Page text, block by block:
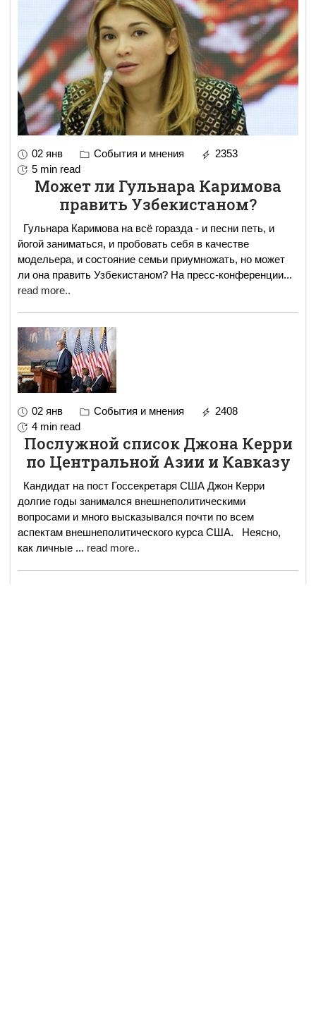
02 янв События и мнения
2353
5 min read
Может ли Гульнара Каримова
править Узбекистаном?
Гульнара Каримова на всё горазда - и песни петь, и
йогой заниматься, и пробовать себя в качестве
модельера, и состояние семьи приумножать, но может
ли она править Узбекистаном? На пресс-конференции...
read more..
02 янв События и мнения
2408
4 min read
Послужной список Джона Керри
по Центральной Азии и Кавказу
Кандидат на пост Госсекретаря США Джон Керри
долгие годы занимался внешнеполитическими
вопросами и много высказывался почти по всем
аспектам внешнеполитического курса США. Неясно,
как личные ... read more..